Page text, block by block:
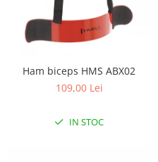
Bariere de protectie pat
Porti de siguranta
Sac de dormit copii
Leagane & balansoare &
Ham biceps HMS ABX02
109,00 Lei
IN STOC